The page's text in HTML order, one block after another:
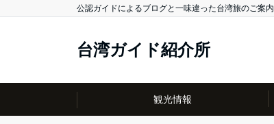
公認ガイドによるブログと一味違った台湾旅のご案内
台湾ガイド紹介所
観光情報